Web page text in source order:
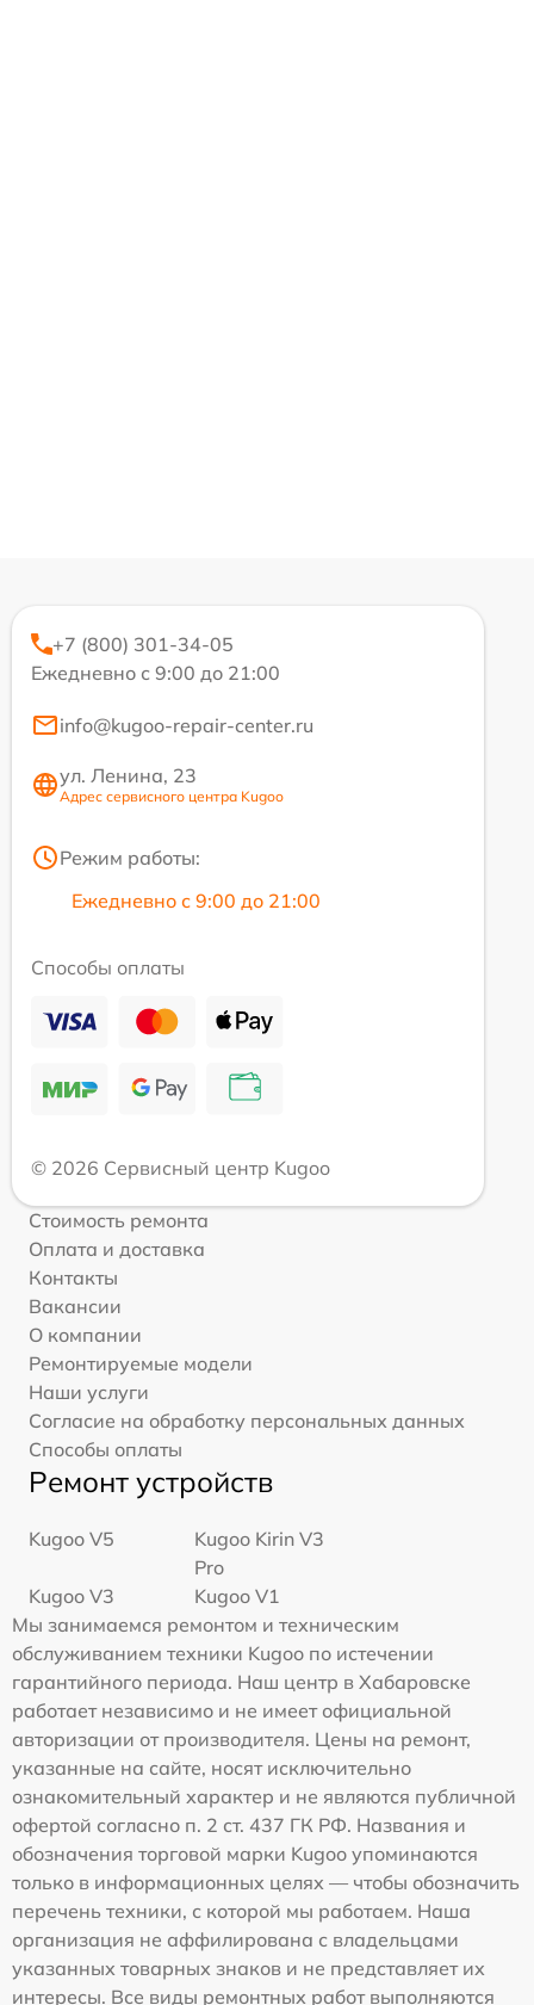
+7 (800) 301-34-05
Ежедневно с 9:00 до 21:00
info@kugoo-repair-center.ru
ул. Ленина, 23
Адрес сервисного центра Kugoo
Режим работы:
Ежедневно с 9:00 до 21:00
Способы оплаты
© 2026 Сервисный центр Kugoo
Стоимость ремонта
Оплата и доставка
Контакты
Вакансии
О компании
Ремонтируемые модели
Наши услуги
Согласие на обработку персональных данных
Способы оплаты
Ремонт устройств
Kugoo V5
Kugoo Kirin V3
Pro
Kugoo V3
Kugoo V1
Мы занимаемся ремонтом и техническим
обслуживанием техники Kugoo по истечении
гарантийного периода. Наш центр в Хабаровске
работает независимо и не имеет официальной
авторизации от производителя. Цены на ремонт,
указанные на сайте, носят исключительно
ознакомительный характер и не являются публичной
офертой согласно п. 2 ст. 437 ГК РФ. Названия и
обозначения торговой марки Kugoo упоминаются
только в информационных целях — чтобы обозначить
перечень техники, с которой мы работаем. Наша
организация не аффилирована с владельцами
указанных товарных знаков и не представляет их
интересы. Все виды ремонтных работ выполняются